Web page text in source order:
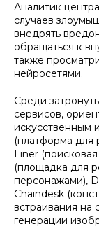
Аналитик
случаев
внедрять
обращаться к
также
нейросетями.
Среди
сервисов,
искусственным
(платформа для
Liner
(площадка для
персонажами),
Chaindesk
встраивания на
генерации